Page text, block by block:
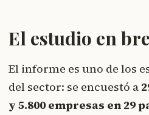
El estudio en
El informe es uno de los
del sector: se encuestó a
y 5.800 empresas en 29